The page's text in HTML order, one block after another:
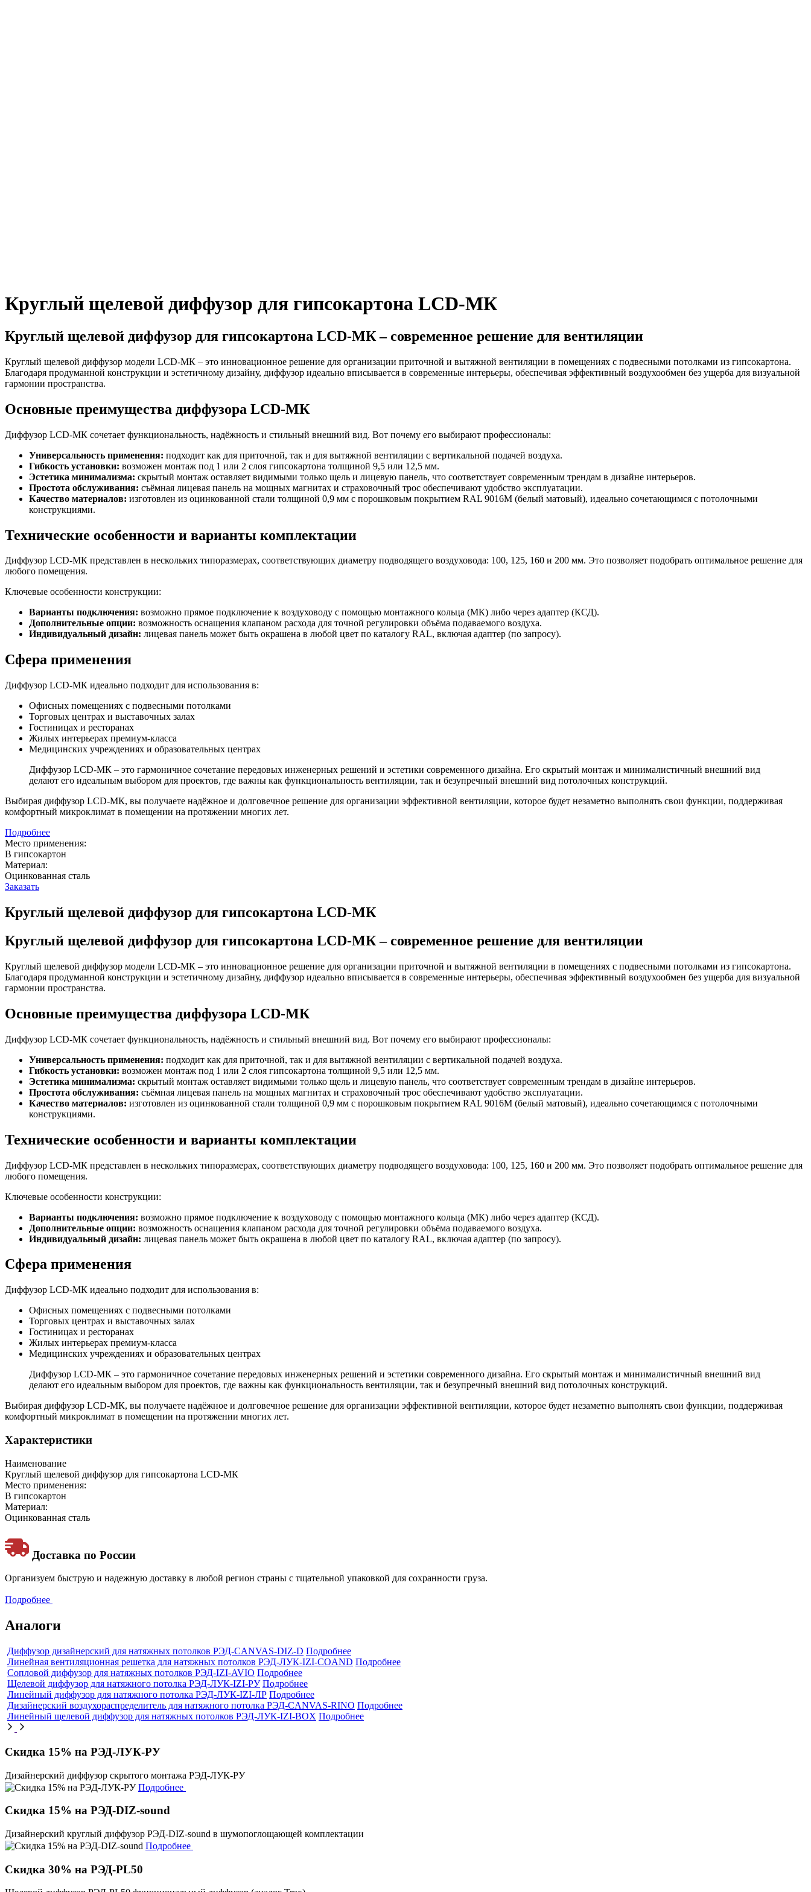
Круглый щелевой диффузор для гипсокартона LCD-МК
Круглый щелевой диффузор для гипсокартона LCD-МК – современное решение для вентиляции
Круглый щелевой диффузор модели LCD-МК – это инновационное решение для организации приточной и вытяжной вентиляции в помещениях с подвесными потолками из гипсокартона.
Благодаря продуманной конструкции и эстетичному дизайну, диффузор идеально вписывается в современные интерьеры, обеспечивая эффективный воздухообмен без ущерба для визуальной
гармонии пространства.
Основные преимущества диффузора LCD-МК
Диффузор LCD-МК сочетает функциональность, надёжность и стильный внешний вид. Вот почему его выбирают профессионалы:
Универсальность применения: подходит как для приточной, так и для вытяжной вентиляции с вертикальной подачей воздуха.
Гибкость установки: возможен монтаж под 1 или 2 слоя гипсокартона толщиной 9,5 или 12,5 мм.
Эстетика минимализма: скрытый монтаж оставляет видимыми только щель и лицевую панель, что соответствует современным трендам в дизайне интерьеров.
Простота обслуживания: съёмная лицевая панель на мощных магнитах и страховочный трос обеспечивают удобство эксплуатации.
Качество материалов: изготовлен из оцинкованной стали толщиной 0,9 мм с порошковым покрытием RAL 9016M (белый матовый), идеально сочетающимся с потолочными
конструкциями.
Технические особенности и варианты комплектации
Диффузор LCD-МК представлен в нескольких типоразмерах, соответствующих диаметру подводящего воздуховода: 100, 125, 160 и 200 мм. Это позволяет подобрать оптимальное решение для
любого помещения.
Ключевые особенности конструкции:
Варианты подключения: возможно прямое подключение к воздуховоду с помощью монтажного кольца (МК) либо через адаптер (КСД).
Дополнительные опции: возможность оснащения клапаном расхода для точной регулировки объёма подаваемого воздуха.
Индивидуальный дизайн: лицевая панель может быть окрашена в любой цвет по каталогу RAL, включая адаптер (по запросу).
Сфера применения
Диффузор LCD-МК идеально подходит для использования в:
Офисных помещениях с подвесными потолками
Торговых центрах и выставочных залах
Гостиницах и ресторанах
Жилых интерьерах премиум-класса
Медицинских учреждениях и образовательных центрах
Диффузор LCD-МК – это гармоничное сочетание передовых инженерных решений и эстетики современного дизайна. Его скрытый монтаж и минималистичный внешний вид
делают его идеальным выбором для проектов, где важны как функциональность вентиляции, так и безупречный внешний вид потолочных конструкций.
Выбирая диффузор LCD-МК, вы получаете надёжное и долговечное решение для организации эффективной вентиляции, которое будет незаметно выполнять свои функции, поддерживая
комфортный микроклимат в помещении на протяжении многих лет.
Подробнее
Место применения:
В гипсокартон
Материал:
Оцинкованная сталь
Заказать
Круглый щелевой диффузор для гипсокартона LCD-МК
Круглый щелевой диффузор для гипсокартона LCD-МК – современное решение для вентиляции
Круглый щелевой диффузор модели LCD-МК – это инновационное решение для организации приточной и вытяжной вентиляции в помещениях с подвесными потолками из гипсокартона.
Благодаря продуманной конструкции и эстетичному дизайну, диффузор идеально вписывается в современные интерьеры, обеспечивая эффективный воздухообмен без ущерба для визуальной
гармонии пространства.
Основные преимущества диффузора LCD-МК
Диффузор LCD-МК сочетает функциональность, надёжность и стильный внешний вид. Вот почему его выбирают профессионалы:
Универсальность применения: подходит как для приточной, так и для вытяжной вентиляции с вертикальной подачей воздуха.
Гибкость установки: возможен монтаж под 1 или 2 слоя гипсокартона толщиной 9,5 или 12,5 мм.
Эстетика минимализма: скрытый монтаж оставляет видимыми только щель и лицевую панель, что соответствует современным трендам в дизайне интерьеров.
Простота обслуживания: съёмная лицевая панель на мощных магнитах и страховочный трос обеспечивают удобство эксплуатации.
Качество материалов: изготовлен из оцинкованной стали толщиной 0,9 мм с порошковым покрытием RAL 9016M (белый матовый), идеально сочетающимся с потолочными
конструкциями.
Технические особенности и варианты комплектации
Диффузор LCD-МК представлен в нескольких типоразмерах, соответствующих диаметру подводящего воздуховода: 100, 125, 160 и 200 мм. Это позволяет подобрать оптимальное решение для
любого помещения.
Ключевые особенности конструкции:
Варианты подключения: возможно прямое подключение к воздуховоду с помощью монтажного кольца (МК) либо через адаптер (КСД).
Дополнительные опции: возможность оснащения клапаном расхода для точной регулировки объёма подаваемого воздуха.
Индивидуальный дизайн: лицевая панель может быть окрашена в любой цвет по каталогу RAL, включая адаптер (по запросу).
Сфера применения
Диффузор LCD-МК идеально подходит для использования в:
Офисных помещениях с подвесными потолками
Торговых центрах и выставочных залах
Гостиницах и ресторанах
Жилых интерьерах премиум-класса
Медицинских учреждениях и образовательных центрах
Диффузор LCD-МК – это гармоничное сочетание передовых инженерных решений и эстетики современного дизайна. Его скрытый монтаж и минималистичный внешний вид
делают его идеальным выбором для проектов, где важны как функциональность вентиляции, так и безупречный внешний вид потолочных конструкций.
Выбирая диффузор LCD-МК, вы получаете надёжное и долговечное решение для организации эффективной вентиляции, которое будет незаметно выполнять свои функции, поддерживая
комфортный микроклимат в помещении на протяжении многих лет.
Характеристики
Наименование
Круглый щелевой диффузор для гипсокартона LCD-МК
Место применения:
В гипсокартон
Материал:
Оцинкованная сталь
Доставка по России
Организуем быструю и надежную доставку в любой регион страны с тщательной упаковкой для сохранности груза.
Подробнее
Аналоги
Диффузор дизайнерский для натяжных потолков РЭД-CANVAS-DIZ-D Подробнее
Линейная вентиляционная решетка для натяжных потолков РЭД-ЛУК-IZI-COAND Подробнее
Сопловой диффузор для натяжных потолков РЭД-IZI-AVIO Подробнее
Щелевой диффузор для натяжного потолка РЭД-ЛУК-IZI-РУ Подробнее
Линейный диффузор для натяжного потолка РЭД-ЛУК-IZI-ЛР Подробнее
Дизайнерский воздухораспределитель для натяжного потолка РЭД-CANVAS-RINO Подробнее
Линейный щелевой диффузор для натяжных потолков РЭД-ЛУК-IZI-BOX Подробнее
Скидка 15% на РЭД-ЛУК-РУ
Дизайнерский диффузор скрытого монтажа РЭД-ЛУК-РУ
Подробнее
Скидка 15% на РЭД-DIZ-sound
Дизайнерский круглый диффузор РЭД-DIZ-sound в шумопоглощающей комплектации
Подробнее
Скидка 30% на РЭД-PL50